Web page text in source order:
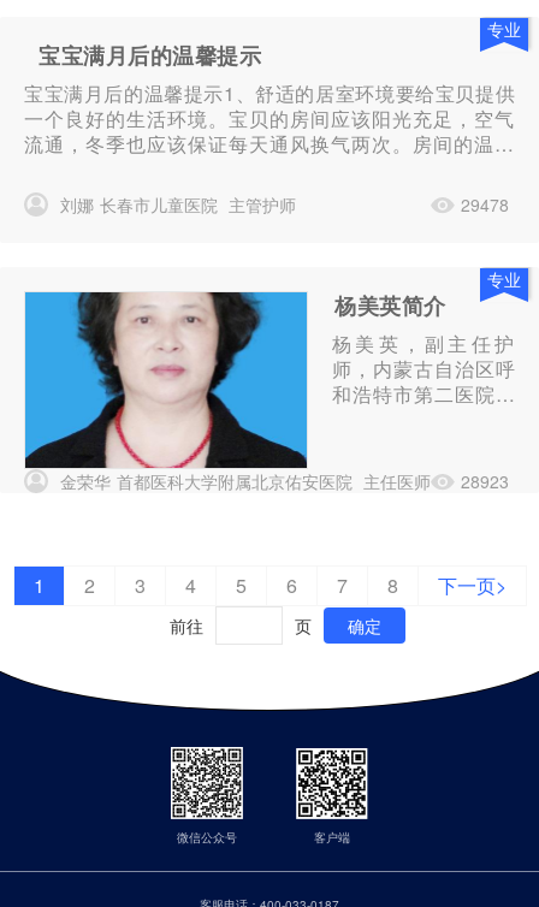
宝宝满月后的温馨提示
宝宝满月后的温馨提示1、舒适的居室环境要给宝贝提供
一个良好的生活环境。宝贝的房间应该阳光充足，空气
流通，冬季也应该保证每天通风换气两次。房间的温度
左右，如果是冬、春比较干燥的季节，应该使用加湿器
来调节湿度。2、单独的小床...
专业
刘娜 长春市儿童医院 主管护师 29478
杨美英简介
杨美英，副主任护
师，内蒙古自治区呼
和浩特市第二医院预
床护理工作二十余
年，2009年至今负
验及较高的理论水
平，以第一作者发表
《1例新生儿臀部注
射部位感染的调...
专业
金荣华 首都医科大学附属北京佑安医院 主任医师 28923
1 2 3 4 5 6 7 8 下一页>
前往 页 确定
微信公众号 客户端